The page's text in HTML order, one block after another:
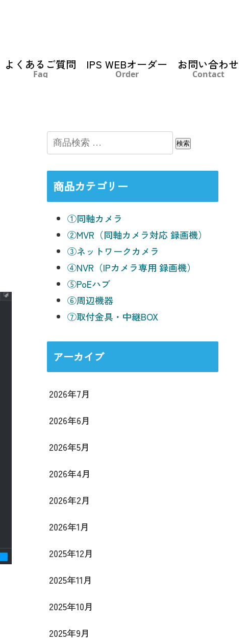
よくあるご質問
Faq
IPS WEBオーダー
Order
お問い合わせ
Contact
検索
商品カテゴリー
①同軸カメラ
②MVR（同軸カメラ対応 録画機）
③ネットワークカメラ
④NVR（IPカメラ専用 録画機）
⑤PoEハブ
⑥周辺機器
⑦取付金具・中継BOX
アーカイブ
2026年7月
2026年6月
2026年5月
2026年4月
2026年2月
2026年1月
2025年12月
2025年11月
2025年10月
2025年9月